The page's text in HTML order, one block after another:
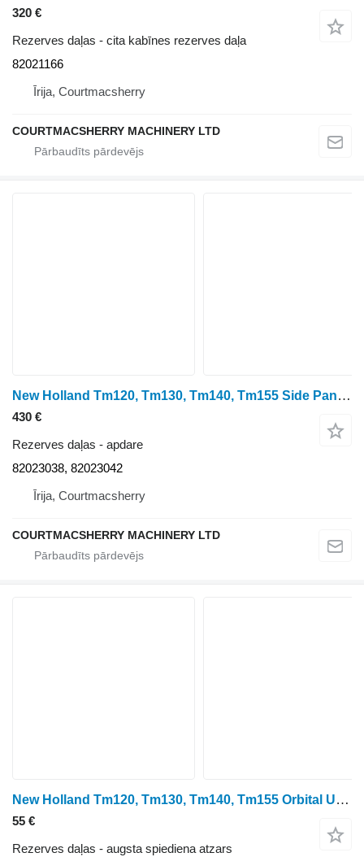
320 €
Rezerves daļas - cita kabīnes rezerves daļa
82021166
Īrija, Courtmacsherry
COURTMACSHERRY MACHINERY LTD
New Holland Tm120, Tm130, Tm140, Tm155 Side Panel Rhs 82023038, 82023042 apdare paredzēts riteņtraktora
430 €
Rezerves daļas - apdare
82023038, 82023042
Īrija, Courtmacsherry
COURTMACSHERRY MACHINERY LTD
New Holland Tm120, Tm130, Tm140, Tm155 Orbital Unit Steering Pipes Kit augsta spiediena atzars paredzēts riteņtraktora
55 €
Rezerves daļas - augsta spiediena atzars